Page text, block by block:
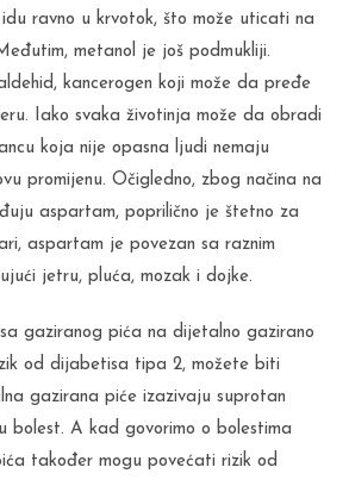
ravno u krvotok, što može uticati na
metanol je još podmukliji.
kancerogen koji može da pređe
Iako svaka životinja može da obradi
koja nije opasna ljudi nemaju
promijenu. Očigledno, zbog načina na
aspartam, poprilično je štetno za
aspartam je povezan sa raznim
jetru, pluća, mozak i dojke.
gaziranog pića na dijetalno gazirano
od dijabetisa tipa 2, možete biti
gazirana piće izazivaju suprotan
bolest. A kad govorimo o bolestima
također mogu povećati rizik od